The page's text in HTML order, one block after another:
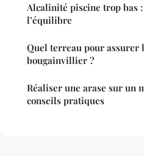
Alcalinité piscine trop bas
l’équilibre
Quel terreau pour assurer
bougainvillier ?
Réaliser une arase sur un
conseils pratiques